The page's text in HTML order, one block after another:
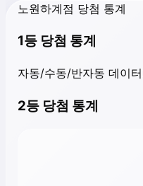
노원하계점 당첨 통계
1등 당첨 통계
자동/수동/반자동 데이
2등 당첨 통계